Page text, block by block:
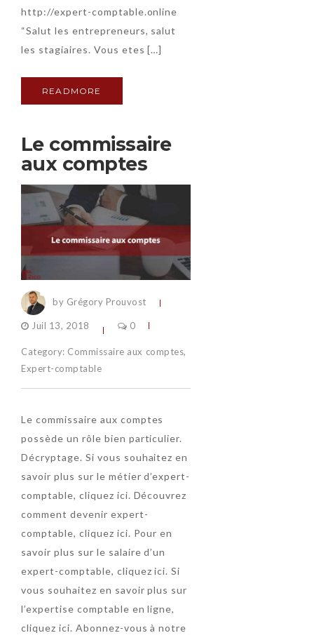
http://expert-comptable.online
“Salut les entrepreneurs, salut
les stagiaires. Vous etes […]
READMORE
Le commissaire
aux comptes
by Grégory Prouvost
Juil 13, 2018 0
Category: Commissaire aux comptes,
Expert-comptable
Le commissaire aux comptes
possède un rôle bien particulier.
Décryptage. Si vous souhaitez en
savoir plus sur le métier d’expert-
comptable, cliquez ici. Découvrez
comment devenir expert-
comptable, cliquez ici. Pour en
savoir plus sur le salaire d’un
expert-comptable, cliquez ici. Si
vous souhaitez en savoir plus sur
l’expertise comptable en ligne,
cliquez ici. Abonnez-vous à notre